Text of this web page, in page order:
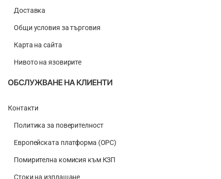
Доставка
Общи условия за търговия
Карта на сайта
Нивото на язовирите
ОБСЛУЖВАНЕ НА КЛИЕНТИ
Контакти
Политика за поверителност
Европейската платформа (ОРС)
Помирителна комисия към КЗП
Стоки на изплащане